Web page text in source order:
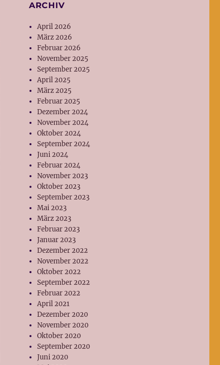
ARCHIV
April 2026
März 2026
Februar 2026
November 2025
September 2025
April 2025
März 2025
Februar 2025
Dezember 2024
November 2024
Oktober 2024
September 2024
Juni 2024
Februar 2024
November 2023
Oktober 2023
September 2023
Mai 2023
März 2023
Februar 2023
Januar 2023
Dezember 2022
November 2022
Oktober 2022
September 2022
Februar 2022
April 2021
Dezember 2020
November 2020
Oktober 2020
September 2020
Juni 2020